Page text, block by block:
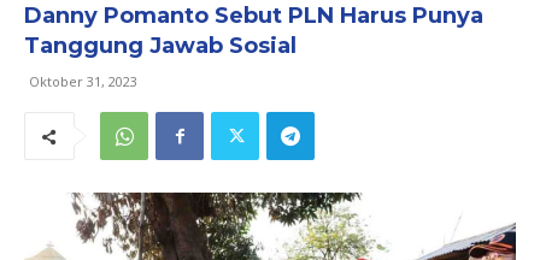
Danny Pomanto Sebut PLN Harus Punya
Tanggung Jawab Sosial
Oktober 31, 2023